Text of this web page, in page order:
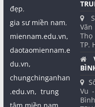
đẹp,
gia sư miền nam,
miennam.edu.vn,
daotaomiennam.e
du.vn,
chungchinganhan
.edu.vn, trung
TP.
Vu